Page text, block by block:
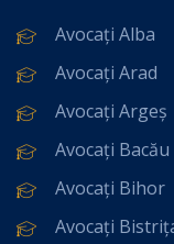
Avocați Alba
Avocați Arad
Avocați Argeș
Avocați Bacău
Avocați Bihor
Avocați